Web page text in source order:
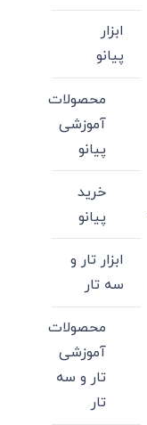
ابزار
پیانو
محصولات
آموزشی
پیانو
خرید
پیانو
ابزار تار و
سه تار
محصولات
آموزشی
تار و سه
تار